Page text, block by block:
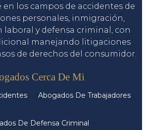
los campos de accidentes de
personales, inmigración,
laboral y defensa criminal, con
manejando litigaciones
de derechos del consumidor.
Cerca De Mi
Abogados De Trabajadores
De Defensa Criminal